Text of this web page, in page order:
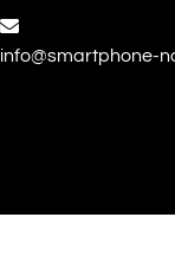
info@smartphone-